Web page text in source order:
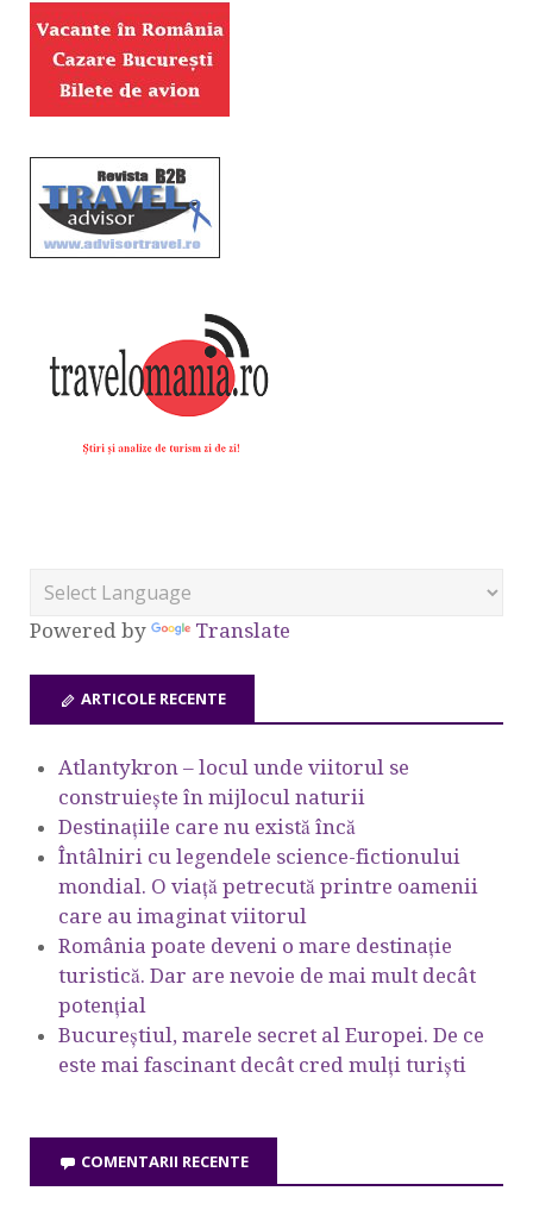
Powered by Translate
ARTICOLE RECENTE
Atlantykron – locul unde viitorul se
construiește în mijlocul naturii
Destinațiile care nu există încă
Întâlniri cu legendele science-fictionului
mondial. O viață petrecută printre oamenii
care au imaginat viitorul
România poate deveni o mare destinație
turistică. Dar are nevoie de mai mult decât
potențial
Bucureștiul, marele secret al Europei. De ce
este mai fascinant decât cred mulți turiști
COMENTARII RECENTE